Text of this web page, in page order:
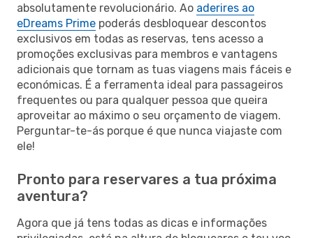
absolutamente revolucionário. Ao aderires ao
eDreams Prime poderás desbloquear descontos
exclusivos em todas as reservas, tens acesso a
promoções exclusivas para membros e vantagens
adicionais que tornam as tuas viagens mais fáceis e
económicas. É a ferramenta ideal para passageiros
frequentes ou para qualquer pessoa que queira
aproveitar ao máximo o seu orçamento de viagem.
Perguntar-te-ás porque é que nunca viajaste com
ele!
Pronto para reservares a tua próxima
aventura?
Agora que já tens todas as dicas e informações